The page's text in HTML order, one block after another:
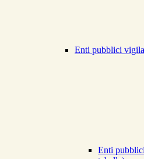
Enti pubblici
Enti